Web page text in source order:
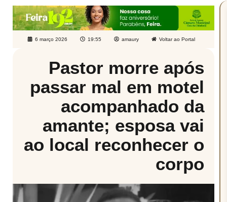
6 março 2026 19:55 amaury Voltar ao Portal
Pastor morre após
passar mal em motel
acompanhado da
amante; esposa vai
ao local reconhecer o
corpo